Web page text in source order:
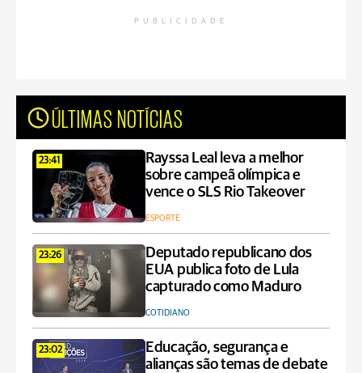
PUBLICIDADE
ÚLTIMAS NOTÍCIAS
23:41
Rayssa Leal leva a melhor
sobre campeã olímpica e
vence o SLS Rio Takeover
ESPORTE
23:26
Deputado republicano dos
EUA publica foto de Lula
capturado como Maduro
COTIDIANO
23:02
Educação, segurança e
alianças são temas de debate